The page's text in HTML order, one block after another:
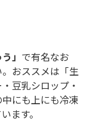
」 で有名なお
おススメは「生
豆乳シロップ・
にも上にも冷凍
ます。